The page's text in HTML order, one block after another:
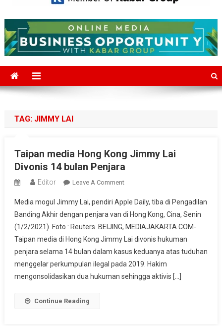
Mediajakarta.com
TAG: JIMMY LAI
Taipan media Hong Kong Jimmy Lai
Divonis 14 bulan Penjara
Editor Leave A CommentOn
Media
Hong
Kong
Jimmy
Lai
Divonis
14
Media mogul Jimmy Lai, pendiri Apple Daily, tiba di Pengadilan
Banding Akhir dengan penjara van di Hong Kong, Cina, Senin
(1/2/2021). Foto : Reuters. BEIJING, MEDIAJAKARTA.COM-
Taipan media di Hong Kong Jimmy Lai divonis hukuman
penjara selama 14 bulan dalam kasus keduanya atas tuduhan
menggelar perkumpulan ilegal pada 2019. Hakim
mengonsolidasikan dua hukuman sehingga aktivis […]
Continue Reading